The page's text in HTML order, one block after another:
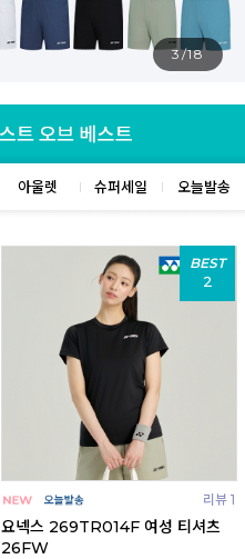
4/18
아울렛 슈퍼세일 오늘발송
BEST
2
리뷰 1
요넥스 269TR014F 여성 티셔츠
26FW